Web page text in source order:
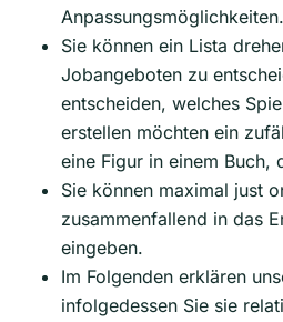
Anpassungsmöglichkeiten.
Sie können ein Lista
Jobangeboten zu
entscheiden, welches
erstellen möchten ein
eine Figur in einem Buch,
Sie können maximal just
zusammenfallend in das
eingeben.
Im Folgenden erklären
infolgedessen Sie sie